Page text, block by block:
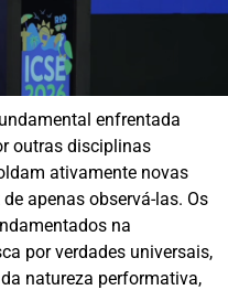
enfrentada
outras disciplinas
ativamente novas
apenas observá-las. Os
na
por verdades universais,
natureza performativa,